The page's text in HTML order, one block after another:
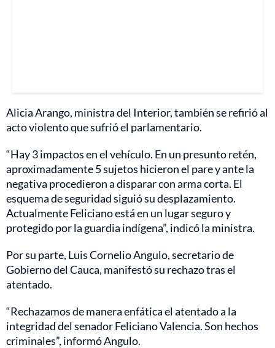
Alicia Arango, ministra del Interior, también se refirió al
acto violento que sufrió el parlamentario.
“Hay 3 impactos en el vehículo. En un presunto retén,
aproximadamente 5 sujetos hicieron el pare y ante la
negativa procedieron a disparar con arma corta. El
esquema de seguridad siguió su desplazamiento.
Actualmente Feliciano está en un lugar seguro y
protegido por la guardia indígena”, indicó la ministra.
Por su parte, Luis Cornelio Angulo, secretario de
Gobierno del Cauca, manifestó su rechazo tras el
atentado.
“Rechazamos de manera enfática el atentado a la
integridad del senador Feliciano Valencia. Son hechos
criminales”, informó Angulo.